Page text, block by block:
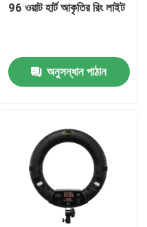
96 ওয়াট হার্ট আকৃতির রিং লাইট
অনুসন্ধান পাঠান